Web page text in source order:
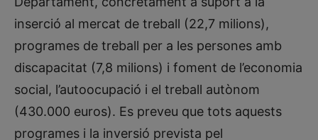
inserció al mercat de treball (22,7 milions),
programes de treball per a les persones amb
discapacitat (7,8 milions) i foment de l’economia
social, l’autoocupació i el treball autònom
(430.000 euros). Es preveu que tots aquests
programes i la inversió prevista pel